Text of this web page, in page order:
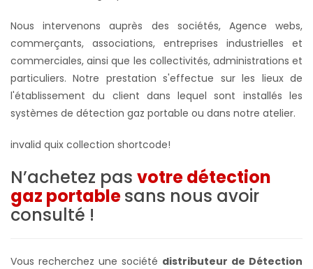
Nous intervenons auprès des sociétés, Agence webs,
commerçants, associations, entreprises industrielles et
commerciales, ainsi que les collectivités, administrations et
particuliers. Notre prestation s'effectue sur les lieux de
l'établissement du client dans lequel sont installés les
systèmes de détection gaz portable ou dans notre atelier.
invalid quix collection shortcode!
N’achetez pas votre détection
gaz portablesans nous avoir
consulté !
Vous recherchez une société distributeur de Détection